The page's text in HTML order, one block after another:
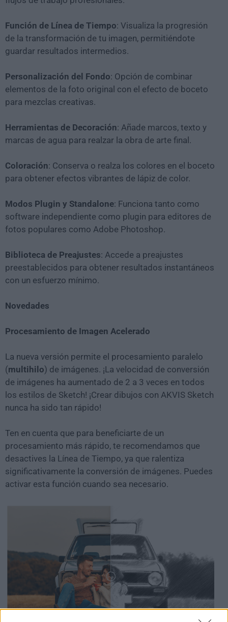
Función de Línea de Tiempo: Visualiza la progresión
de la transformación de tu imagen, permitiéndote
guardar resultados intermedios.
Personalización del Fondo: Opción de combinar
elementos de la foto original con el efecto de boceto
para mezclas creativas.
Herramientas de Decoración: Añade marcos, texto y
marcas de agua para realzar la obra de arte final.
Coloración: Conserva o realza los colores en el boceto
para obtener efectos vibrantes de lápiz de color.
Modos Plugin y Standalone: Funciona tanto como
software independiente como plugin para editores de
fotos populares como Adobe Photoshop.
Biblioteca de Preajustes: Accede a preajustes
preestablecidos para obtener resultados instantáneos
con un esfuerzo mínimo.
Novedades
Procesamiento de Imagen Acelerado
La nueva versión permite el procesamiento paralelo
(multihilo) de imágenes. ¡La velocidad de conversión
de imágenes ha aumentado de 2 a 3 veces en todos
los estilos de Sketch! ¡Crear dibujos con AKVIS Sketch
nunca ha sido tan rápido!
Ten en cuenta que para beneficiarte de un
procesamiento más rápido, te recomendamos que
desactives la Línea de Tiempo, ya que ralentiza
significativamente la conversión de imágenes. Puedes
activar esta función cuando sea necesario.